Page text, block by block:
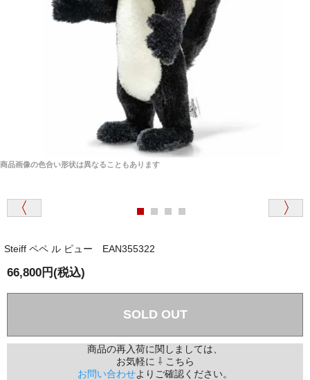
商品画像の色合い形状は異なることもあります
Steiff ペペ ル ピュー EAN355322
66,800円(税込)
SOLD OUT
商品の再入荷に関しましては、
お気軽に ⇩ こちら
お問い合わせよりご確認ください。